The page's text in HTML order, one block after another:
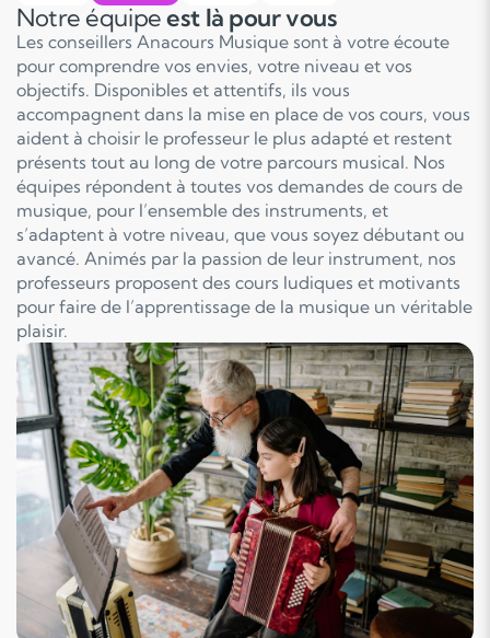
Notre équipeest là pour vous
Les conseillers Anacours Musique sont à votre écoute
pour comprendre vos envies, votre niveau et vos
objectifs. Disponibles et attentifs, ils vous
accompagnent dans la mise en place de vos cours, vous
aident à choisir le professeur le plus adapté et restent
présents tout au long de votre parcours musical. Nos
équipes répondent à toutes vos demandes de cours de
musique, pour l’ensemble des instruments, et
s’adaptent à votre niveau, que vous soyez débutant ou
avancé. Animés par la passion de leur instrument, nos
professeurs proposent des cours ludiques et motivants
pour faire de l’apprentissage de la musique un véritable
plaisir.